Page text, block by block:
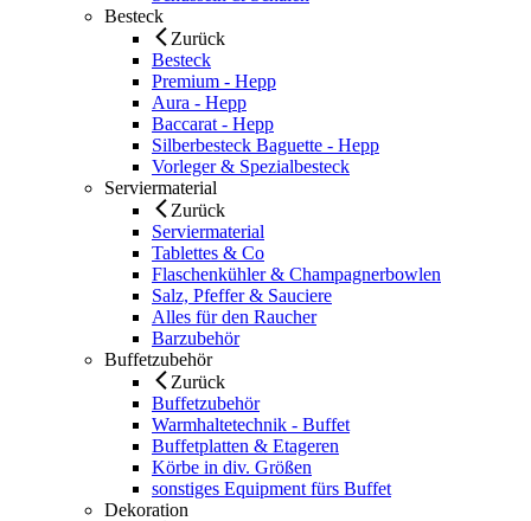
Besteck
Zurück
Besteck
Premium - Hepp
Aura - Hepp
Baccarat - Hepp
Silberbesteck Baguette - Hepp
Vorleger & Spezialbesteck
Serviermaterial
Zurück
Serviermaterial
Tablettes & Co
Flaschenkühler & Champagnerbowlen
Salz, Pfeffer & Sauciere
Alles für den Raucher
Barzubehör
Buffetzubehör
Zurück
Buffetzubehör
Warmhaltetechnik - Buffet
Buffetplatten & Etageren
Körbe in div. Größen
sonstiges Equipment fürs Buffet
Dekoration